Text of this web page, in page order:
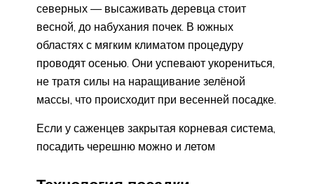
северных — высаживать деревца стоит
весной, до набухания почек. В южных
областях с мягким климатом процедуру
проводят осенью. Они успевают укорениться,
не тратя силы на наращивание зелёной
массы, что происходит при весенней посадке.
Если у саженцев закрытая корневая система,
посадить черешню можно и летом